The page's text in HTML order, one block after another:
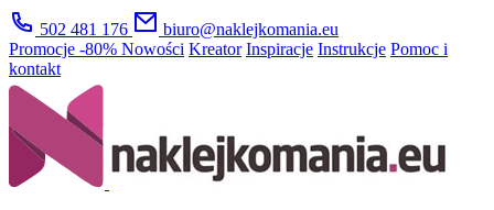
502 481 176
biuro@naklejkomania.eu
Promocje -80% Nowości Kreator Inspiracje Instrukcje Pomoc i
kontakt